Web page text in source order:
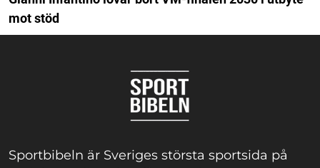
mot stöd
Sportbibeln är Sveriges största sportsida på